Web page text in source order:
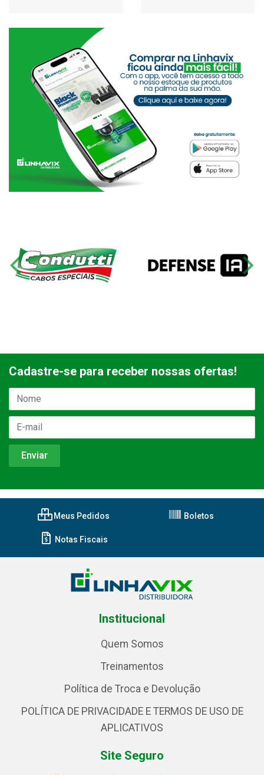
Cadastre-se para receber nossas ofertas!
Meus Pedidos Boletos
Notas Fiscais
Institucional
Quem Somos
Treinamentos
Política de Troca e Devolução
POLÍTICA DE PRIVACIDADE E TERMOS DE USO DE
APLICATIVOS
Site Seguro